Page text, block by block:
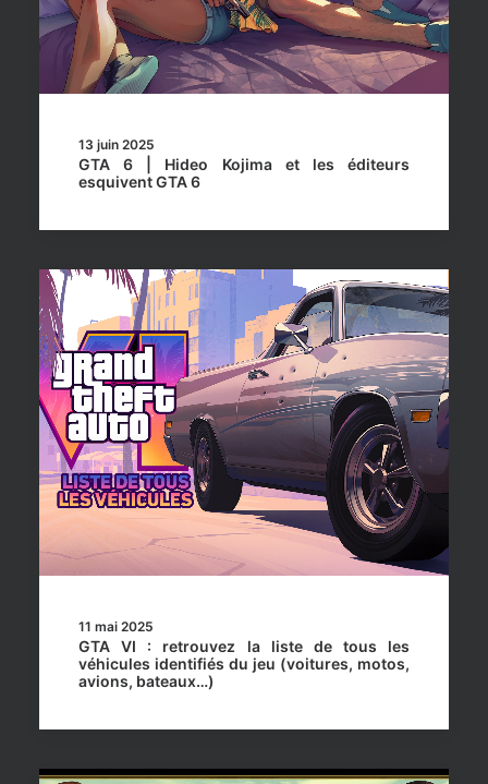
13 juin 2025
GTA 6 | Hideo Kojima et les éditeurs
esquivent GTA 6
11 mai 2025
GTA VI : retrouvez la liste de tous les
véhicules identifiés du jeu (voitures, motos,
avions, bateaux…)